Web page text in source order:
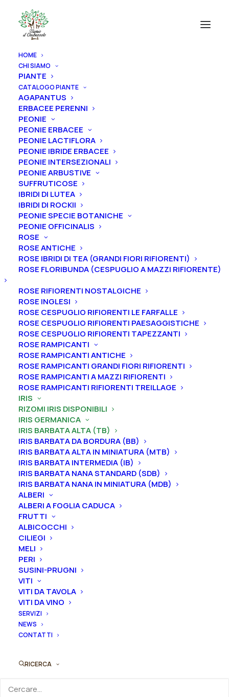
HOME
CHI SIAMO
PIANTE
CATALOGO PIANTE
AGAPANTUS
ERBACEE PERENNI
PEONIE
PEONIE ERBACEE
PEONIE LACTIFLORA
PEONIE IBRIDE ERBACEE
PEONIE INTERSEZIONALI
PEONIE ARBUSTIVE
SUFFRUTICOSE
IBRIDI DI LUTEA
IBRIDI DI ROCKII
PEONIE SPECIE BOTANICHE
PEONIE OFFICINALIS
ROSE
ROSE ANTICHE
ROSE IBRIDI DI TEA (GRANDI FIORI RIFIORENTI)
ROSE FLORIBUNDA (CESPUGLIO A MAZZI RIFIORENTE)
ROSE RIFIORENTI NOSTALGICHE
ROSE INGLESI
ROSE CESPUGLIO RIFIORENTI LE FARFALLE
ROSE CESPUGLIO RIFIORENTI PAESAGGISTICHE
ROSE CESPUGLIO RIFIORENTI TAPEZZANTI
ROSE RAMPICANTI
ROSE RAMPICANTI ANTICHE
ROSE RAMPICANTI GRANDI FIORI RIFIORENTI
ROSE RAMPICANTI A MAZZI RIFIORENTI
ROSE RAMPICANTI RIFIORENTI TREILLAGE
IRIS
RIZOMI IRIS DISPONIBILI
IRIS GERMANICA
IRIS BARBATA ALTA (TB)
IRIS BARBATA DA BORDURA (BB)
IRIS BARBATA ALTA IN MINIATURA (MTB)
IRIS BARBATA INTERMEDIA (IB)
IRIS BARBATA NANA STANDARD (SDB)
IRIS BARBATA NANA IN MINIATURA (MDB)
ALBERI
ALBERI A FOGLIA CADUCA
FRUTTI
ALBICOCCHI
CILIEGI
MELI
PERI
SUSINI-PRUGNI
VITI
VITI DA TAVOLA
VITI DA VINO
SERVIZI
NEWS
CONTATTI
RICERCA
Iris germanica “Mission Ridge”
Iris germanica “Mission
Ridge”
From4,50€
L’iris germanica “Mission Ridge” ha vessilli bianchi con
ali bianche che sfumano al viola veronica verso il
bordo, barba gialla profonda nella gola con punta
bianca; leggermente scanalata, Fioritura precoce o
tardiva, altezza 97 cm.
Le piante diIris in vasosono disponibili in
periodomentre irizomi diIrissonodisponibili solo
nel periodo che va
da luglio a settembre.
Formato
Iris
germanica
"Mission
Ridge"
quantità
Ordina subito questo prodotto!
Puoi acquistare ora questo prodotto contattandoci e
indicando la dimensione del vaso desiderata e la
quantità